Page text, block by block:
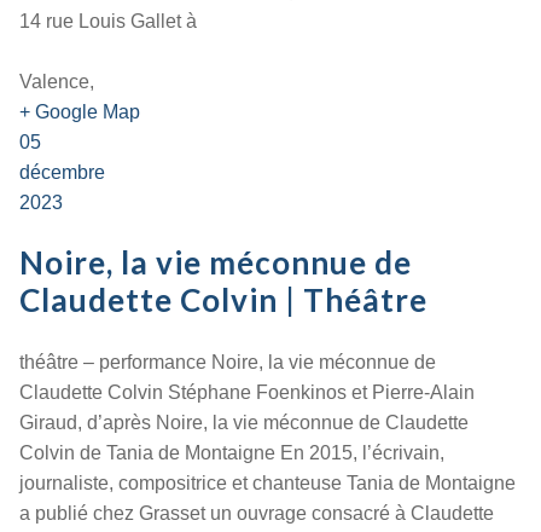
14 rue Louis Gallet à
Valence,
+ Google Map
05
décembre
2023
Noire, la vie méconnue de
Claudette Colvin | Théâtre
théâtre – performance Noire, la vie méconnue de
Claudette Colvin Stéphane Foenkinos et Pierre-Alain
Giraud, d’après Noire, la vie méconnue de Claudette
Colvin de Tania de Montaigne En 2015, l’écrivain,
journaliste, compositrice et chanteuse Tania de Montaigne
a publié chez Grasset un ouvrage consacré à Claudette